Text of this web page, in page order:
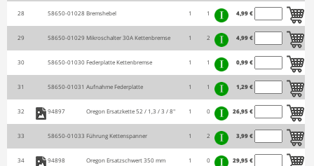
28 58650-01028 Bremshebel 1 1 4,99 €
29 58650-01029 Mikroschalter 30A Kettenbremse 1 2 4,99 €
30 58650-01030Federplatte Kettenbremse 1 1 0,99 €
31 58650-01031 Aufnahme Federplatte 1 1 1,29 €
32 94897 Oregon Ersatzkette 52 / 1,3 / 3 / 8" 1 0 26,95 €
33 58650-01033 Führung Kettenspanner 1 2 3,99 €
34 94898 Oregon Ersatzschwert 350 mm 1 0 29,95 €